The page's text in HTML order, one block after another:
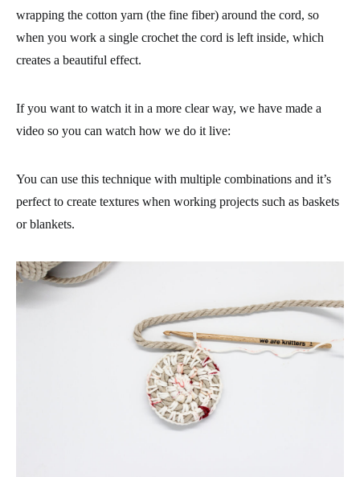
wrapping the cotton yarn (the fine fiber) around the cord, so
when you work a single crochet the cord is left inside, which
creates a beautiful effect.
If you want to watch it in a more clear way, we have made a
video so you can watch how we do it live:
You can use this technique with multiple combinations and it’s
perfect to create textures when working projects such as baskets
or blankets.